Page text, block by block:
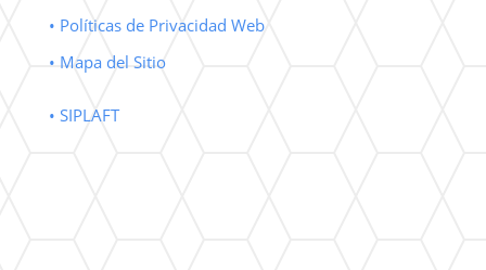
• Políticas de Privacidad Web
• Mapa del Sitio
• SIPLAFT